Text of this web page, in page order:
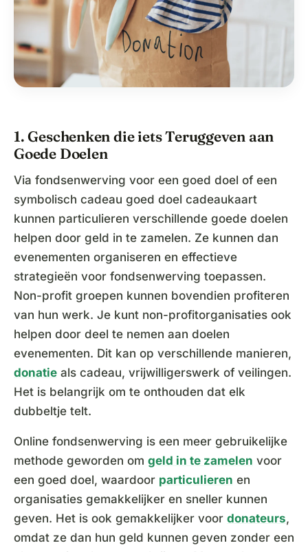
1. Geschenken die iets Teruggeven aan
Goede Doelen
Via fondsenwerving voor een goed doel of een
symbolisch cadeau goed doel cadeaukaart
kunnen particulieren verschillende goede doelen
helpen door geld in te zamelen. Ze kunnen dan
evenementen organiseren en effectieve
strategieën voor fondsenwerving toepassen.
Non-profit groepen kunnen bovendien profiteren
van hun werk. Je kunt non-profitorganisaties ook
helpen door deel te nemen aan doelen
evenementen. Dit kan op verschillende manieren,
donatie als cadeau, vrijwilligerswerk of veilingen.
Het is belangrijk om te onthouden dat elk
dubbeltje telt.
Online fondsenwerving is een meer gebruikelijke
methode geworden om geld in te zamelen voor
een goed doel, waardoor particulieren en
organisaties gemakkelijker en sneller kunnen
geven. Het is ook gemakkelijker voor donateurs,
omdat ze dan hun geld kunnen geven zonder een